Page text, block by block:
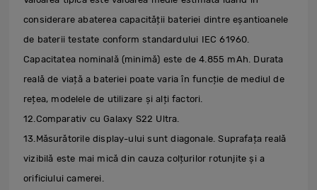
considerare abaterea capacității bateriei dintre eșantioanele
de baterii testate conform standardului IEC 61960.
Capacitatea nominală (minimă) este de 4.855 mAh. Durata
reală de viață a bateriei poate varia în funcție de mediul de
rețea, modelele de utilizare și alți factori.
12.Comparativ cu Galaxy S22 Ultra.
13.Măsurătorile display-ului sunt diagonale. Suprafața reală
vizibilă este mai mică din cauza colțurilor rotunjite și a
orificiului camerei.